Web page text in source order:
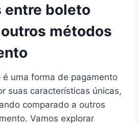
entre boleto
métodos
é uma forma de pagamento
suas características únicas,
comparado a outros
Vamos explorar